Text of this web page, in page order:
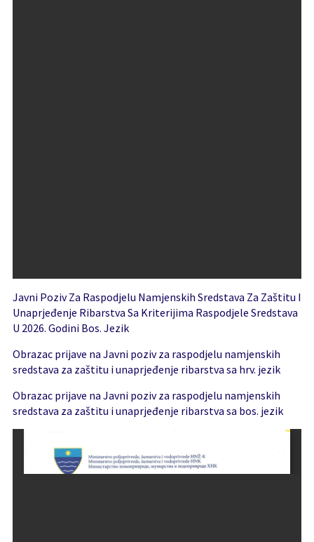
Javni Poziv Za Raspodjelu Namjenskih Sredstava Za Zaštitu I
Unaprjeđenje Ribarstva Sa Kriterijima Raspodjele Sredstava
U 2026. Godini Bos. Jezik
Obrazac prijave na Javni poziv za raspodjelu namjenskih
sredstava za zaštitu i unaprjeđenje ribarstva sa hrv. jezik
Obrazac prijave na Javni poziv za raspodjelu namjenskih
sredstava za zaštitu i unaprjeđenje ribarstva sa bos. jezik